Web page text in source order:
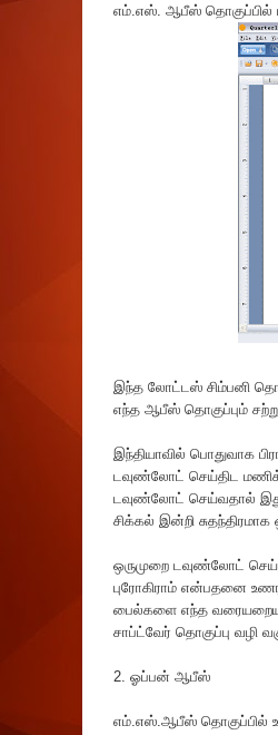
எம்.எஸ். ஆபீஸ் தொகுப்பில்
இந்த லோட்டஸ் சிம்பனி
எந்த ஆபீஸ் தொகுப்பும்
இந்தியாவில் பொதுவாக
டவுண்லோட் செய்திட
டவுண்லோட் செய்வதால்
சிக்கல் இன்றி
ஒருமுறை டவுண்லோட்
புரோகிராம் என்பதனை
பைல்களை எந்த
சாப்ட்வேர் தொகுப்பு வழி
2. ஓப்பன் ஆபீஸ்
எம்.எஸ்.ஆபீஸ் தொகுப்பில்